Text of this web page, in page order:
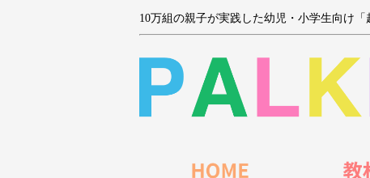
10万組の親子が実践した幼児・小学生向け